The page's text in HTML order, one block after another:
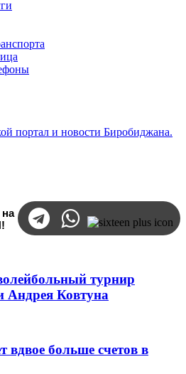
турнир
Андрея Ковтуна
больше счетов в